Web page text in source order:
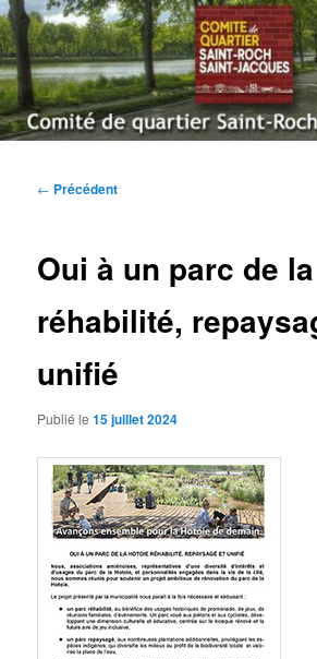
Aller
au
contenu
principalComité de quartier
Saint-Jacques |
Navigation
← Précédent
Oui à un parc de
réhabilité,
unifié
Publié le15 juillet 2024